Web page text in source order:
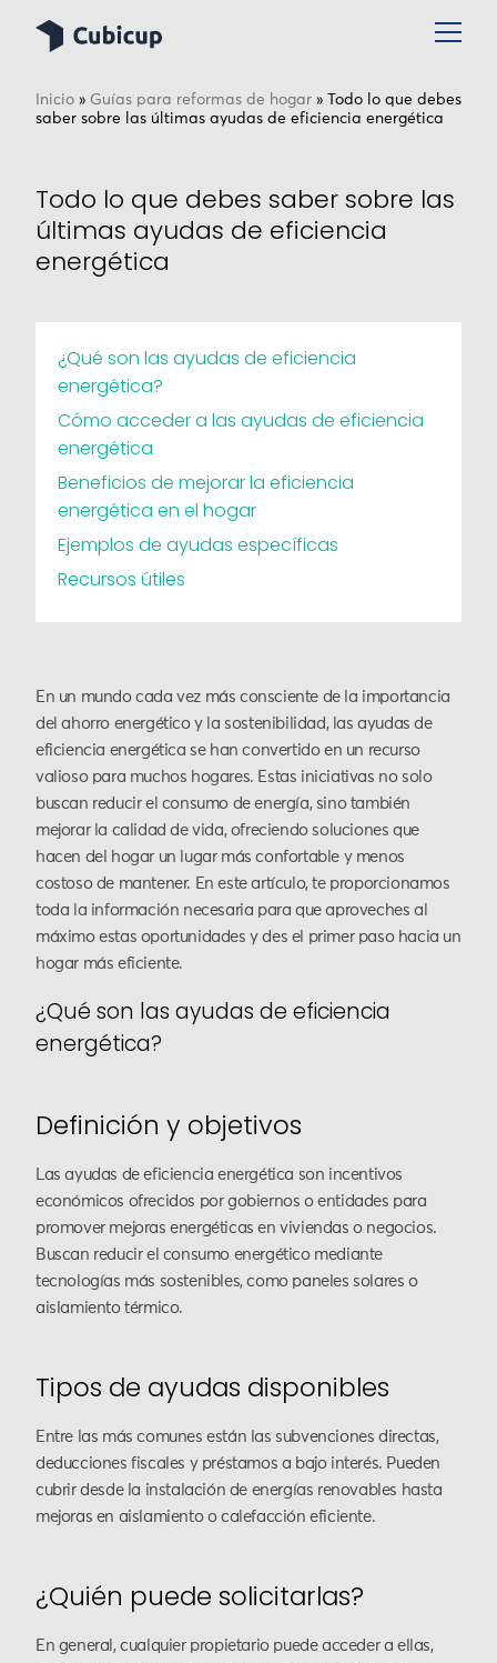
Inicio » Guías para reformas de hogar »
Todo lo que debes
saber sobre las últimas ayudas de eficiencia energética
Todo lo que debes saber sobre las
últimas ayudas de eficiencia
energética
¿Qué son las ayudas de eficiencia
energética?
Cómo acceder a las ayudas de eficiencia
energética
Beneficios de mejorar la eficiencia
energética en el hogar
Ejemplos de ayudas específicas
Recursos útiles
En un mundo cada vez más consciente de la importancia
del ahorro energético y la sostenibilidad, las ayudas de
eficiencia energética se han convertido en un recurso
valioso para muchos hogares. Estas iniciativas no solo
buscan reducir el consumo de energía, sino también
mejorar la calidad de vida, ofreciendo soluciones que
hacen del hogar un lugar más confortable y menos
costoso de mantener. En este artículo, te proporcionamos
toda la información necesaria para que aproveches al
máximo estas oportunidades y des el primer paso hacia un
hogar más eficiente.
¿Qué son las ayudas de eficiencia
energética?
Definición y objetivos
Las ayudas de eficiencia energética son incentivos
económicos ofrecidos por gobiernos o entidades para
promover mejoras energéticas en viviendas o negocios.
Buscan reducir el consumo energético mediante
tecnologías más sostenibles, como paneles solares o
aislamiento térmico.
Tipos de ayudas disponibles
Entre las más comunes están las subvenciones directas,
deducciones fiscales y préstamos a bajo interés. Pueden
cubrir desde la instalación de energías renovables hasta
mejoras en aislamiento o calefacción eficiente.
¿Quién puede solicitarlas?
En general, cualquier propietario puede acceder a ellas,